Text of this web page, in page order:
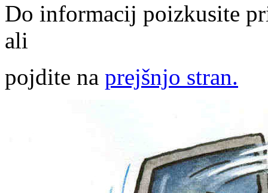
Do informacij poizkusite
ali
pojdite na prejšnjo stran.